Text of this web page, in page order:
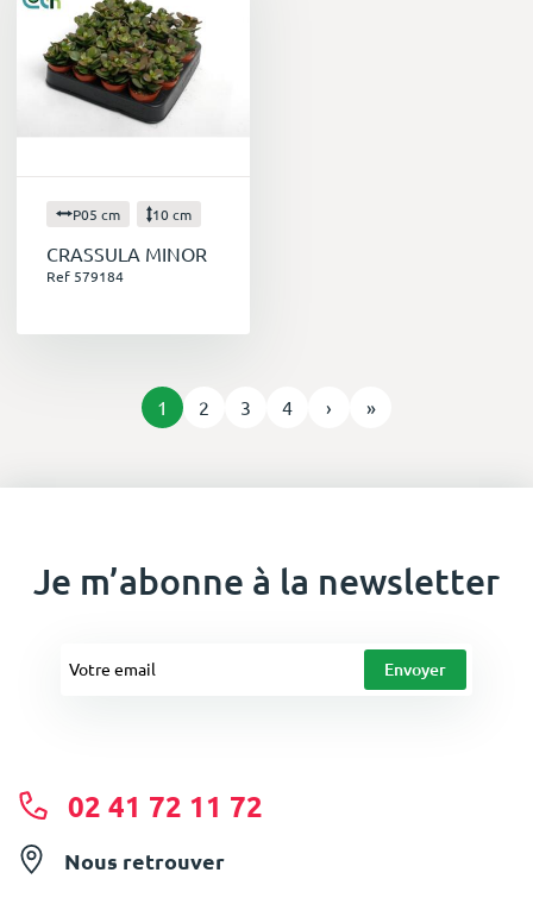
P05 cm 10 cm
CRASSULA MINOR
Ref 579184
1 2 3 4 › »
Je m’abonne à la newsletter
02 41 72 11 72
Nous retrouver